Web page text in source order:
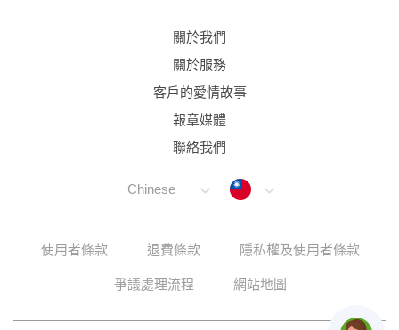
關於我們
關於服務
客戶的愛情故事
報章媒體
聯絡我們
Chinese Taiwan
使用者條款 退費條款 隱私權及使用者條款
爭議處理流程 網站地圖